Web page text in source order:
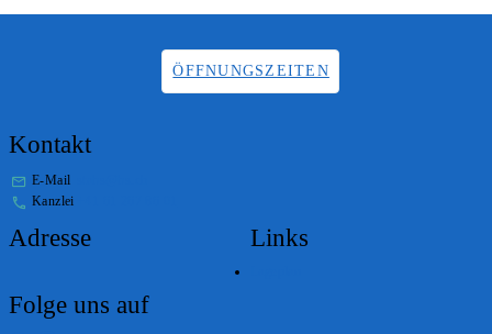
ÖFFNUNGSZEITEN
Kontakt
E-Mail
Kanzlei
Adresse Links
Folge uns auf